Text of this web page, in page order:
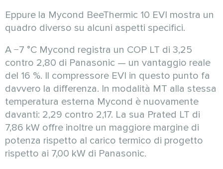
Eppure la Mycond BeeThermic 10 EVI mostra un
quadro diverso su alcuni aspetti specifici.
A −7 °C Mycond registra un COP LT di 3,25
contro 2,80 di Panasonic — un vantaggio reale
del 16 %. Il compressore EVI in questo punto fa
davvero la differenza. In modalità MT alla stessa
temperatura esterna Mycond è nuovamente
davanti: 2,29 contro 2,17. La sua Prated LT di
7,86 kW offre inoltre un maggiore margine di
potenza rispetto al carico termico di progetto
rispetto ai 7,00 kW di Panasonic.